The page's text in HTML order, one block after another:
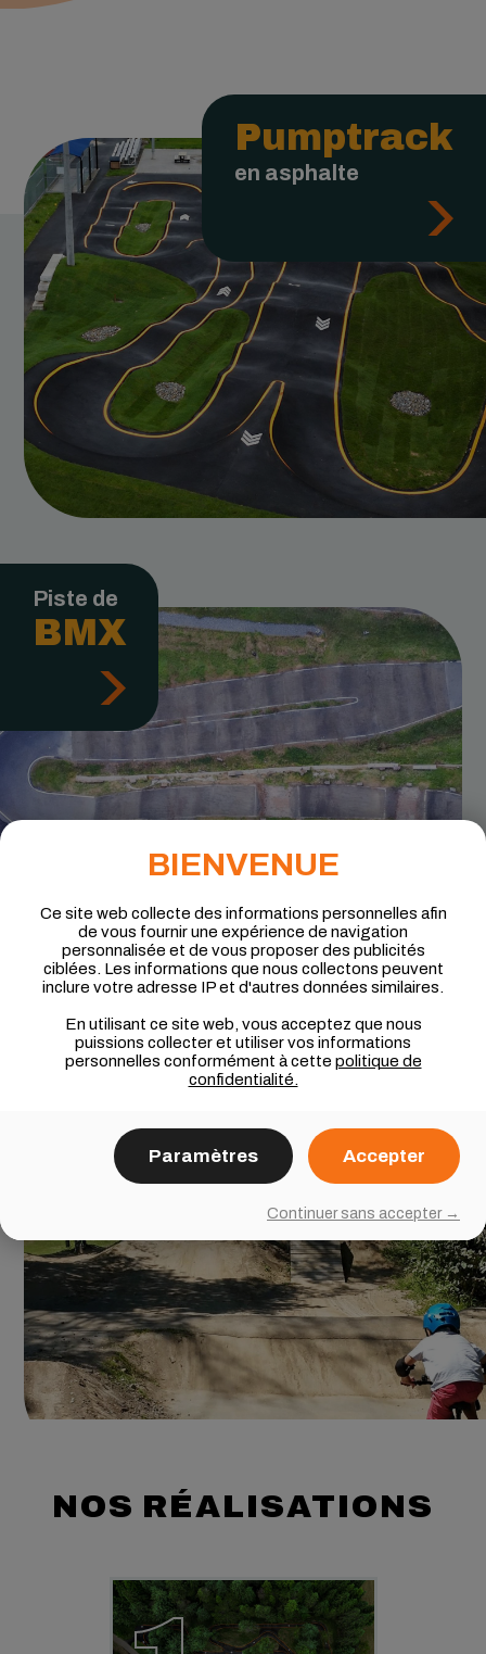
Pumptrack
en asphalte
BMX
Piste de
Zone
NOS RÉALISATIONS
BIENVENUE
Ce site web collecte des informations personnelles afin
de vous fournir une expérience de navigation
personnalisée et de vous proposer des publicités
ciblées. Les informations que nous collectons peuvent
inclure votre adresse IP et d'autres données similaires.
En utilisant ce site web, vous acceptez que nous
puissions collecter et utiliser vos informations
personnelles conformément à cette politique de
confidentialité.
Paramètres Accepter
Continuer sans accepter →